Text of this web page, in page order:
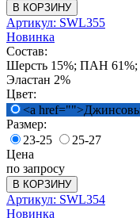
В КОРЗИНУ
Артикул: SWL355
Новинка
Состав:
Шерсть 15%; ПАН 61%;
Эластан 2%
Цвет:
<a
Размер:
23-25
25-27
Цена
по запросу
В КОРЗИНУ
Артикул: SWL354
Новинка